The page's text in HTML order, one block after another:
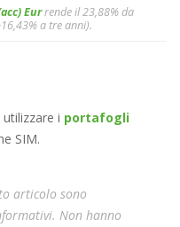
Eurrende il 23,88% da
a tre anni).
i portafogli
SIM.
articolo sono
Non hanno